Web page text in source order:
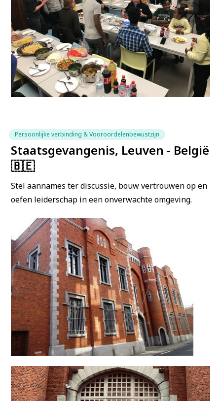
Persoonlijke verbinding & Vooroordelenbewustzijn
Staatsgevangenis, Leuven - België
🇧🇪
Stel aannames ter discussie, bouw vertrouwen op en
oefen leiderschap in een onverwachte omgeving.